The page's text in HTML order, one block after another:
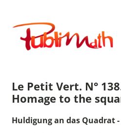
contenu
Publimath
Le Petit Vert. N°
Homage to the
Huldigung an das Quadrat